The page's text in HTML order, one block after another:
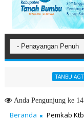
TANBU AGT 26
Membangun Generasi
AndaPengunjung ke
Beranda Pemkab